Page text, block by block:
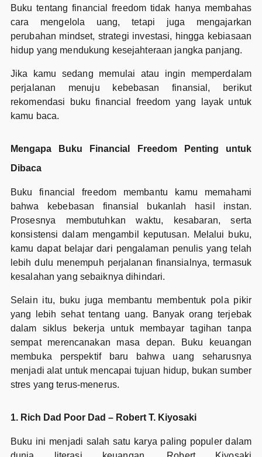
Buku tentang financial freedom tidak hanya membahas
cara mengelola uang, tetapi juga mengajarkan
perubahan mindset, strategi investasi, hingga kebiasaan
hidup yang mendukung kesejahteraan jangka panjang.
Jika kamu sedang memulai atau ingin memperdalam
perjalanan menuju kebebasan finansial, berikut
rekomendasi buku financial freedom yang layak untuk
kamu baca.
Mengapa Buku Financial Freedom Penting untuk
Dibaca
Buku financial freedom membantu kamu memahami
bahwa kebebasan finansial bukanlah hasil instan.
Prosesnya membutuhkan waktu, kesabaran, serta
konsistensi dalam mengambil keputusan. Melalui buku,
kamu dapat belajar dari pengalaman penulis yang telah
lebih dulu menempuh perjalanan finansialnya, termasuk
kesalahan yang sebaiknya dihindari.
Selain itu, buku juga membantu membentuk pola pikir
yang lebih sehat tentang uang. Banyak orang terjebak
dalam siklus bekerja untuk membayar tagihan tanpa
sempat merencanakan masa depan. Buku keuangan
membuka perspektif baru bahwa uang seharusnya
menjadi alat untuk mencapai tujuan hidup, bukan sumber
stres yang terus-menerus.
1. Rich Dad Poor Dad – Robert T. Kiyosaki
Buku ini menjadi salah satu karya paling populer dalam